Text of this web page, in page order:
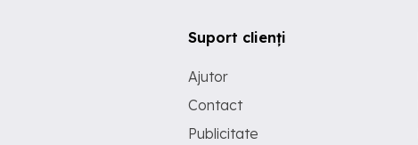
Suport clienți
Ajutor
Contact
Publicitate